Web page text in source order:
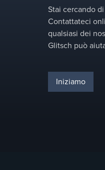
Stai cercando
Contattateci
qualsiasi dei
Glitsch può
Iniziamo